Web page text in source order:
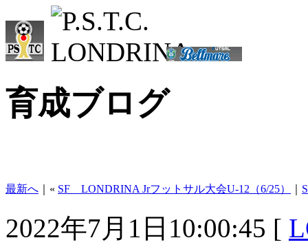
育成ブログ
最新へ ｜« SF LONDRINA Jrフットサル大会U-12（6/25）
2022年7月1日10:00:45 [